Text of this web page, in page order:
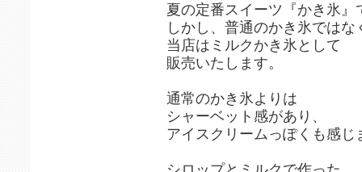
夏の定番スイーツ『かき氷』
しかし、普通のかき氷ではな
当店はミルクかき氷として
販売いたします。
通常のかき氷よりは
シャーベット感があり、
アイスクリームっぽくも感じ